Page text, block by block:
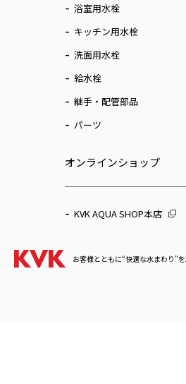
浴室用水栓
キッチン用水栓
洗面用水栓
給水栓
継手・配管部品
パーツ
オンラインショップ
KVK AQUA SHOP本店
お客様とともに“快適な水まわり”を